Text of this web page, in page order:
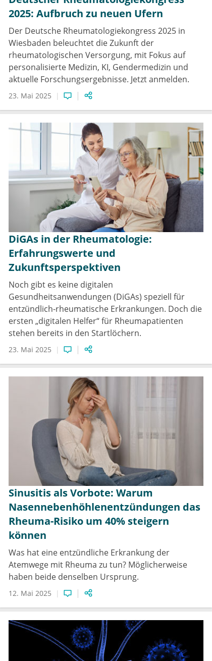
2025: Aufbruch zu neuen Ufern
Der Deutsche Rheumatologiekongress 2025 in
Wiesbaden beleuchtet die Zukunft der
rheumatologischen Versorgung, mit Fokus auf
personalisierte Medizin, KI, Gendermedizin und
aktuelle Forschungsergebnisse. Jetzt anmelden.
23. Mai 2025
DiGAs in der Rheumatologie:
Erfahrungswerte und
Zukunftsperspektiven
Noch gibt es keine digitalen
Gesundheitsanwendungen (DiGAs) speziell für
entzündlich-rheumatische Erkrankungen. Doch die
ersten „digitalen Helfer“ für Rheumapatienten
stehen bereits in den Startlöchern.
23. Mai 2025
Sinusitis als Vorbote: Warum
Nasennebenhöhlenentzündungen das
Rheuma-Risiko um 40% steigern
können
Was hat eine entzündliche Erkrankung der
Atemwege mit Rheuma zu tun? Möglicherweise
haben beide denselben Ursprung.
12. Mai 2025